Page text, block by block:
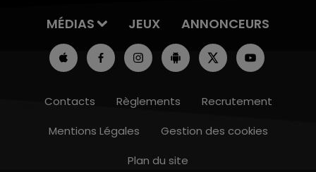
7h00 - 12h00
MÉDIAS
JEUX ANNONCEURS
Contacts Règlements
Recrutement
Mentions Légales
Gestion des cookies
Plan du site